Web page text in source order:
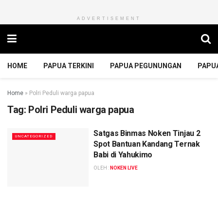
ADVERTISEMENT
HOME PAPUA TERKINI PAPUA PEGUNUNGAN
Home » Polri Peduli warga papua
Tag: Polri Peduli warga papua
UNCATEGORIZED
Satgas Binmas Noken Tinjau 2
Spot Bantuan Kandang Ternak
Babi di Yahukimo
OLEH : NOKEN LIVE